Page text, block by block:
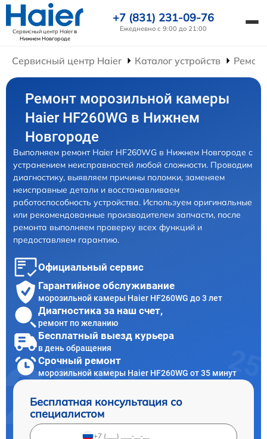
Сервисный центр Haierв
Нижнем Новгороде
+7 (831) 231-09-76
Ежедневно с 9:00 до 21:00
Сервисный центр Haier Каталог устройств
Ремонт морозильной камеры
Haier HF260WG в Нижнем
Новгороде
Выполняем ремонт Haier HF260WG в Нижнем Новгороде с
устранением неисправностей любой сложности. Проводим
диагностику, выявляем причины поломки, заменяем
неисправные детали и восстанавливаем
работоспособность устройства. Используем оригинальные
или рекомендованные производителем запчасти, после
ремонта выполняем проверку всех функций и
предоставляем гарантию.
Официальный сервис
Гарантийное обслуживание
морозильной камеры Haier HF260WG до 3 лет
Диагностика за наш счет,
ремонт по желанию
Бесплатный выезд курьера
в день обращения
Срочный ремонт
морозильной камеры Haier HF260WG от 35 минут
Бесплатная консультация со
специалистом